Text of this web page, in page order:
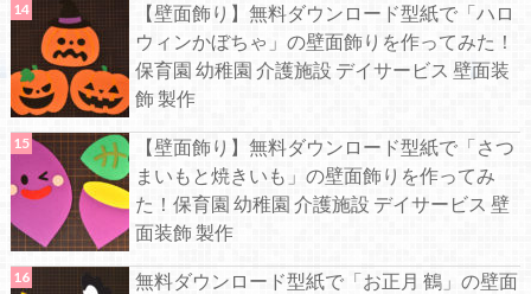
【壁面飾り】無料ダウンロード型紙で「ハロ
ウィンかぼちゃ」の壁面飾りを作ってみた！
保育園 幼稚園 介護施設 デイサービス 壁面装
飾 製作
【壁面飾り】無料ダウンロード型紙で「さつ
まいもと焼きいも」の壁面飾りを作ってみ
た！保育園 幼稚園 介護施設 デイサービス 壁
面装飾 製作
無料ダウンロード型紙で「お正月 鶴」の壁面